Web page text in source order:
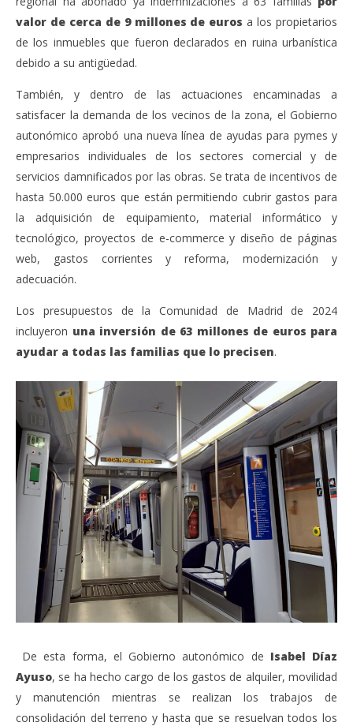
valor de cerca de 9 millones de euros a los propietarios
de los inmuebles que fueron declarados en ruina urbanística
debido a su antigüedad.
También, y dentro de las actuaciones encaminadas a
satisfacer la demanda de los vecinos de la zona, el Gobierno
autonómico aprobó una nueva línea de ayudas para pymes y
empresarios individuales de los sectores comercial y de
servicios damnificados por las obras. Se trata de incentivos de
hasta 50.000 euros que están permitiendo cubrir gastos para
la adquisición de equipamiento, material informático y
tecnológico, proyectos de e-commerce y diseño de páginas
web, gastos corrientes y reforma, modernización y
adecuación.
Los presupuestos de la Comunidad de Madrid de 2024
incluyeron una inversión de 63 millones de euros para
ayudar a todas las familias que lo precisen.
De esta forma, el Gobierno autonómico de Isabel Díaz
Ayuso, se ha hecho cargo de los gastos de alquiler, movilidad
y manutención mientras se realizan los trabajos de
consolidación del terreno y hasta que se resuelvan todos los